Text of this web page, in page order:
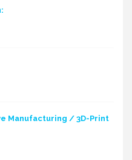
Manufacturing / 3D-Print